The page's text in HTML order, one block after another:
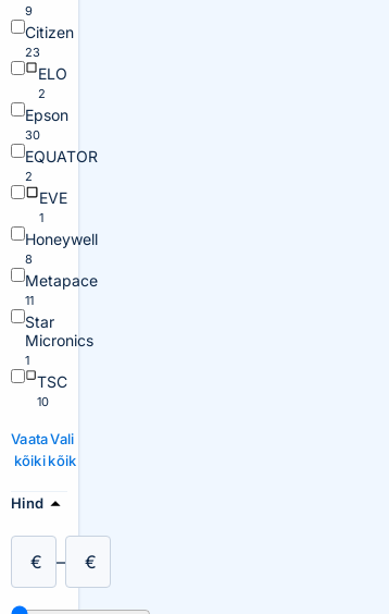
9
Citizen
23
ELO
2
Epson
30
EQUATOR
2
EVE
1
Honeywell
8
Metapace
11
Star
Micronics
1
TSC
10
Vaata
kõiki
Vali
kõik
Hind
€ – €